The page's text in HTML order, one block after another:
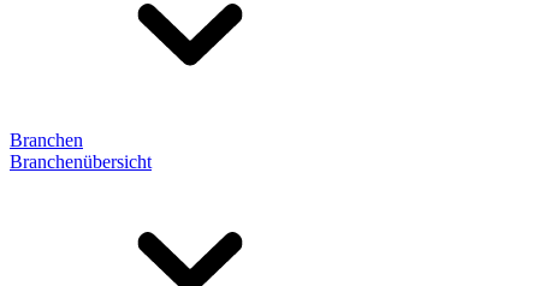
Branchen
Branchenübersicht